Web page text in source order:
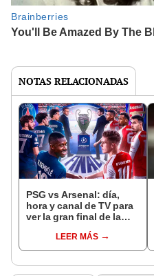
NOTAS RELACIONADAS
PSG vs Arsenal: día,
hora y canal de TV para
ver la gran final de la
LEER MÁS